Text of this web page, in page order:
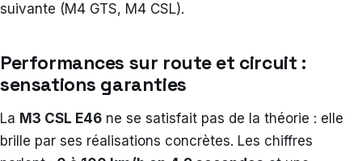
suivante (M4 GTS, M4 CSL).
Performances sur route et circuit :
sensations garanties
La M3 CSL E46 ne se satisfait pas de la théorie : elle
brille par ses réalisations concrètes. Les chiffres